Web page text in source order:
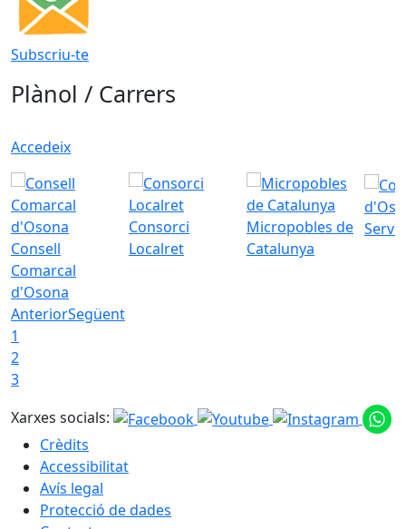
Subscriu-te
Plànol / Carrers
Accedeix
Consell
Comarcal
d'Osona
Consorci
Localret
Micropobles de
Catalunya
AnteriorSegüent
1
2
3
Xarxes socials:
Crèdits
Accessibilitat
Avís legal
Protecció de dades